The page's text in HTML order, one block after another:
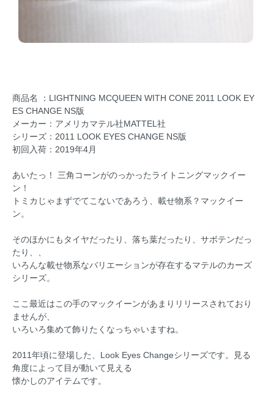
商品名 ：LIGHTNING MCQUEEN WITH CONE 2011 LOOK EY
ES CHANGE NS版
メーカー：アメリカマテル社MATTEL社
シリーズ：2011 LOOK EYES CHANGE NS版
初回入荷：2019年4月
あいたっ！ 三角コーンがのっかったライトニングマックイー
ン！
トミカじゃまずでてこないであろう、載せ物系？マックイー
ン。
そのほかにもタイヤだったり、落ち葉だったり、サボテンだっ
たり、、
いろんな載せ物系なバリエーションが存在するマテルのカーズ
シリーズ。
ここ最近はこの手のマックイーンがあまりリリースされており
ませんが、
いろいろ集めて飾りたくなっちゃいますね。
2011年頃に登場した、Look Eyes Changeシリーズです。見る
角度によって目が動いて見える
懐かしのアイテムです。